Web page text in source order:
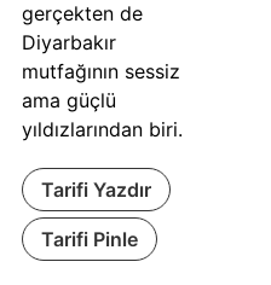
gerçekten de
Diyarbakır
mutfağının sessiz
ama güçlü
yıldızlarından biri.
Tarifi Yazdır
Tarifi Pinle